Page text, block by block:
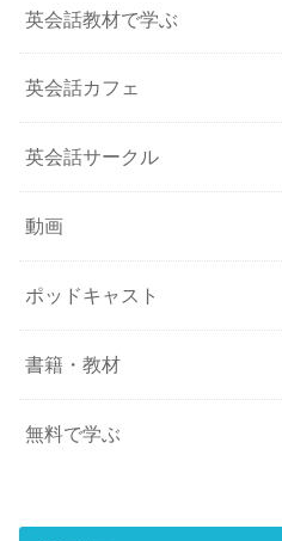
英会話教材で学ぶ
英会話カフェ
英会話サークル
動画
ポッドキャスト
書籍・教材
無料で学ぶ